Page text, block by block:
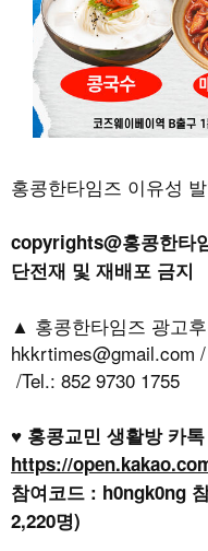
홍콩한타임즈 이유성
copyrights@홍콩한타
단전재 및 재배포 금지
▲ 홍콩한타임즈 광고
hkkrtimes@gmail.com
/Tel.: 852 9730 1755
♥ 홍콩교민 생활방 카톡
https://
참여코드 : h0ngk0ng
2,220명)